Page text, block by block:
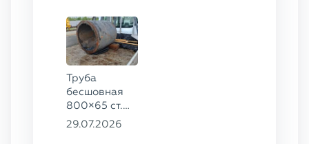
Труба
бесшовная
800×65 ст.
17ГС
29.07.2026